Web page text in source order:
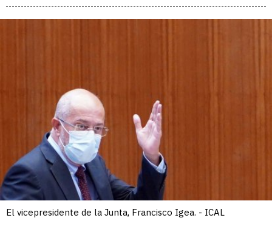
El vicepresidente de la Junta, Francisco Igea. - ICAL